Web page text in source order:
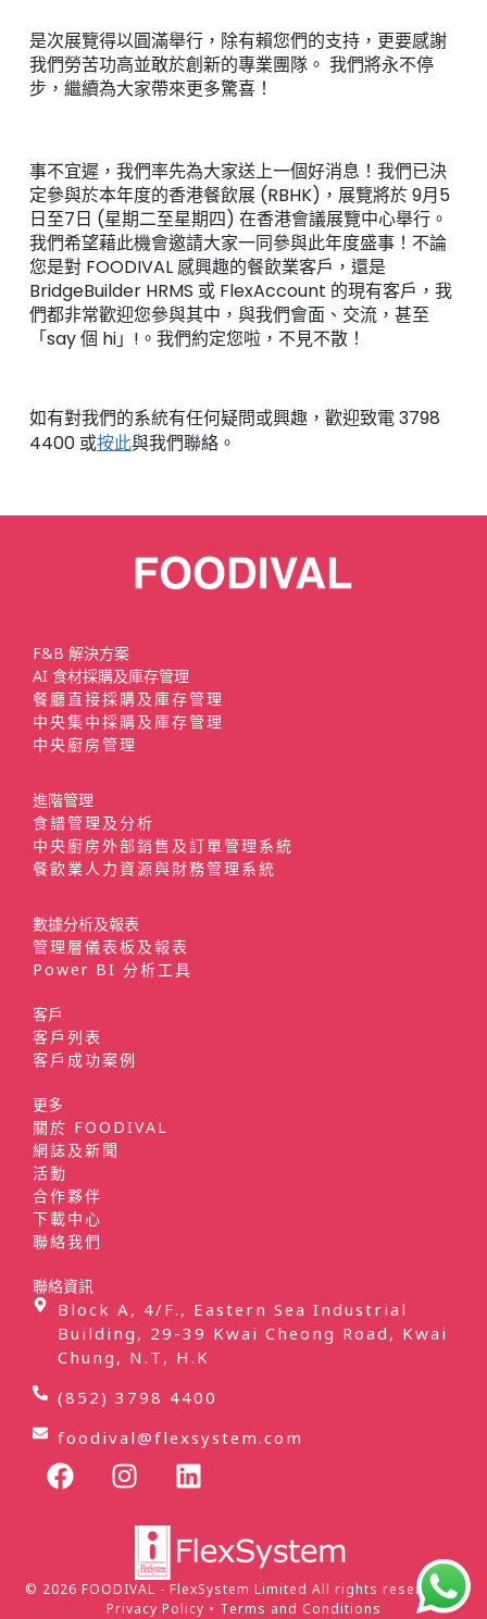
是次展覽得以圓滿舉行，除有賴您們的支持，更要感謝
我們勞苦功高並敢於創新的專業團隊。 我們將永不停
步，繼續為大家帶來更多驚喜！
事不宜遲，我們率先為大家送上一個好消息！我們已決
定參與於本年度的香港餐飲展 (RBHK)，展覽將於 9月5
日至7日 (星期二至星期四) 在香港會議展覽中心舉行。
我們希望藉此機會邀請大家一同參與此年度盛事！不論
您是對 FOODIVAL 感興趣的餐飲業客戶，還是
BridgeBuilder HRMS 或 FlexAccount 的現有客戶，我
們都非常歡迎您參與其中，與我們會面、交流，甚至
「say 個 hi」!。我們約定您啦，不見不散！
如有對我們的系統有任何疑問或興趣，歡迎致電 3798
4400 或按此與我們聯絡。
F&B 解決方案
AI 食材採購及庫存管理
餐廳直接採購及庫存管理
中央集中採購及庫存管理
中央廚房管理
進階管理
食譜管理及分析
中央廚房外部銷售及訂單管理系統
餐飲業人力資源與財務管理系統
數據分析及報表
管理層儀表板及報表
Power BI 分析工具
客戶
客戶列表
客戶成功案例
更多
關於 FOODIVAL
網誌及新聞
活動
合作夥伴
下載中心
聯絡我們
聯絡資訊
Block A, 4/F., Eastern Sea Industrial
Building, 29-39 Kwai Cheong Road, Kwai
Chung, N.T, H.K
(852) 3798 4400
foodival@flexsystem.com
© 2026 FOODIVAL - FlexSystem Limited All rights reserved. •
Privacy Policy • Terms and Conditions